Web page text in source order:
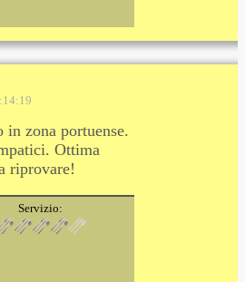
zona portuense.
Ottima
riprovare!
Servizio: